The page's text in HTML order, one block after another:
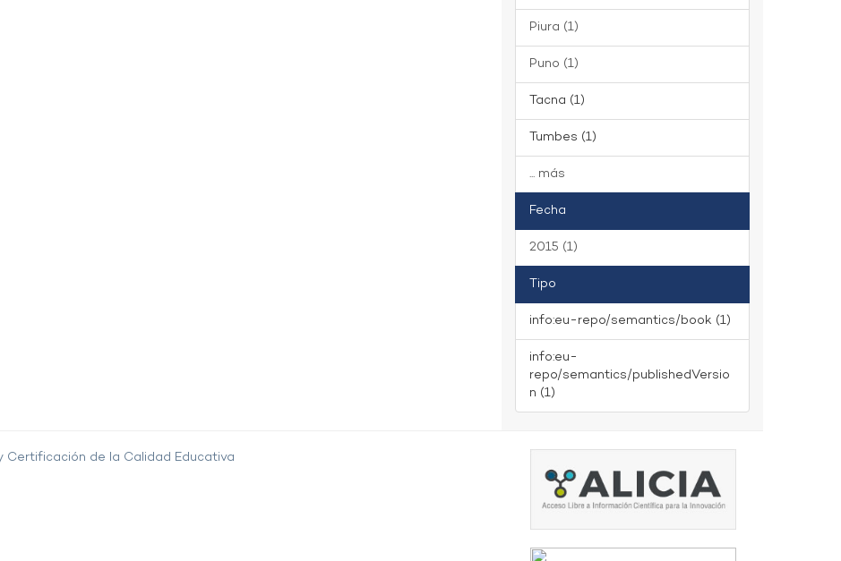
Piura (1)
Puno (1)
Tacna (1)
Tumbes (1)
... más
Fecha
2015 (1)
Tipo
info:eu-repo/semantics/book (1)
info:eu-
repo/semantics/publishedVersio
n (1)
Certificación de la Calidad Educativa